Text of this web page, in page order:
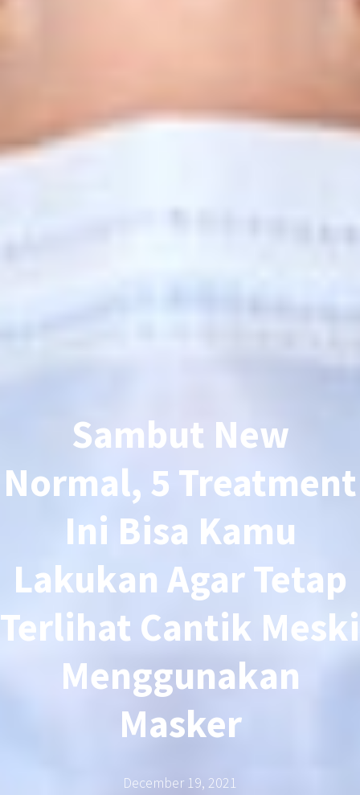
Sambut New
Normal, 5 Treatment
Ini Bisa Kamu
Lakukan Agar Tetap
Terlihat Cantik Meski
Menggunakan
Masker
December 19, 2021